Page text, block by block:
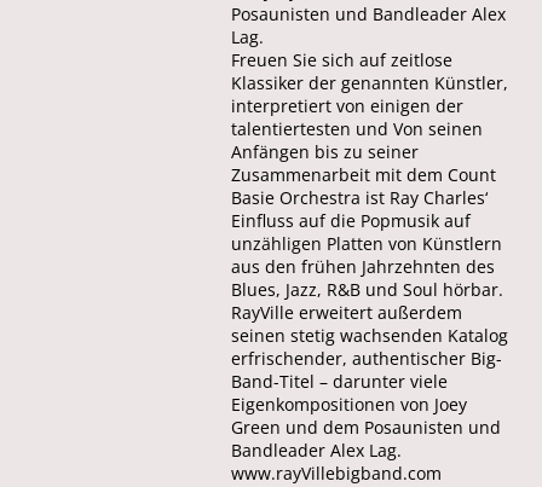
Posaunisten und Bandleader Alex
Lag.
Freuen Sie sich auf zeitlose
Klassiker der genannten Künstler,
interpretiert von einigen der
talentiertesten und Von seinen
Anfängen bis zu seiner
Zusammenarbeit mit dem Count
Basie Orchestra ist Ray Charles‘
Einfluss auf die Popmusik auf
unzähligen Platten von Künstlern
aus den frühen Jahrzehnten des
Blues, Jazz, R&B und Soul hörbar.
RayVille erweitert außerdem
seinen stetig wachsenden Katalog
erfrischender, authentischer Big-
Band-Titel – darunter viele
Eigenkompositionen von Joey
Green und dem Posaunisten und
Bandleader Alex Lag.
www.rayVillebigband.com